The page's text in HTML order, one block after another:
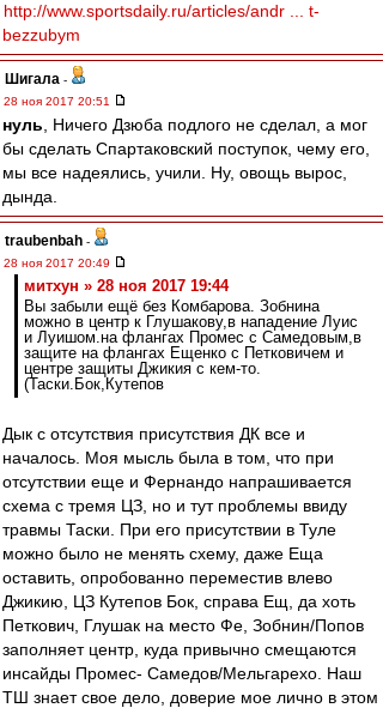
http://www.sportsdaily.ru/articles/andr ... t-
bezzubym
Шигала -
28 ноя 2017 20:51
нуль , Ничего Дзюба подлого не сделал, а мог
бы сделать Спартаковский поступок, чему его,
мы все надеялись, учили. Ну, овощь вырос,
дында.
traubenbah -
28 ноя 2017 20:49
митхун » 28 ноя 2017 19:44
Вы забыли ещё без Комбарова. Зобнина
можно в центр к Глушакову,в нападение Луис
и Луишом.на флангах Промес с Самедовым,в
защите на флангах Ещенко с Петковичем и
центре защиты Джикия с кем-то.
(Таски.Бок,Кутепов
Дык с отсутствия присутствия ДК все и
началось. Моя мысль была в том, что при
отсутствии еще и Фернандо напрашивается
схема с тремя ЦЗ, но и тут проблемы ввиду
травмы Таски. При его присутствии в Туле
можно было не менять схему, даже Еща
оставить, опробованно переместив влево
Джикию, ЦЗ Кутепов Бок, справа Ещ, да хоть
Петкович, Глушак на место Фе, Зобнин/Попов
заполняет центр, куда привычно смещаются
инсайды Промес- Самедов/Мельгарехо. Наш
ТШ знает свое дело, доверие мое лично в этом